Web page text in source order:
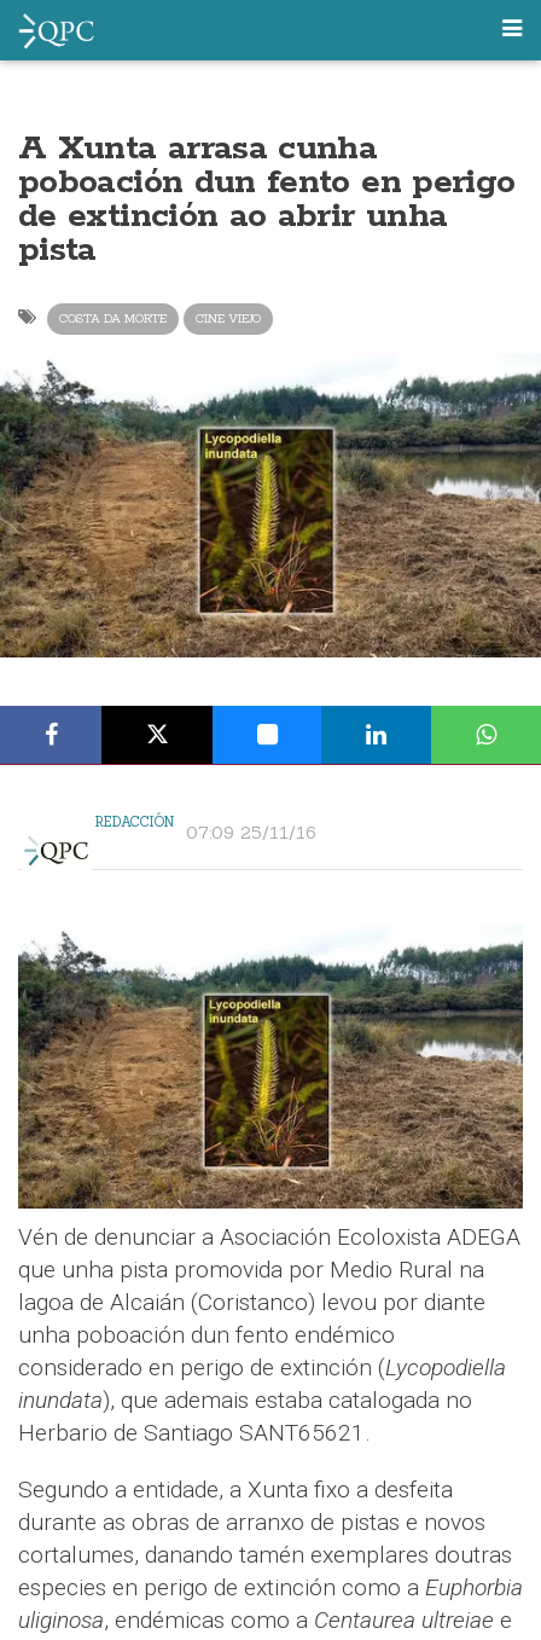
A Xunta arrasa cunha
poboación dun fento en perigo
de extinción ao abrir unha
pista
COSTA DA MORTE CINE VIEJO
REDACCIÓN 07:09 25/11/16
Vén de denunciar a Asociación Ecoloxista ADEGA
que unha pista promovida por Medio Rural na
lagoa de Alcaián (Coristanco) levou por diante
unha poboación dun fento endémico
considerado en perigo de extinción (Lycopodiella
inundata), que ademais estaba catalogada no
Herbario de Santiago SANT65621.
Segundo a entidade, a Xunta fixo a desfeita
durante as obras de arranxo de pistas e novos
cortalumes, danando tamén exemplares doutras
especies en perigo de extinción como a Euphorbia
uliginosa, endémicas como a Centaurea ultreiae e